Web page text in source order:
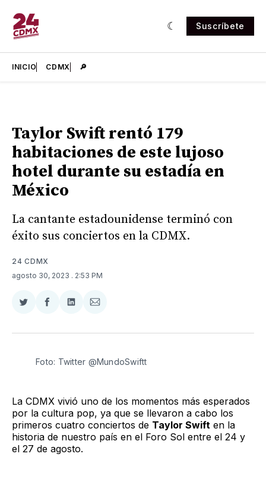
Suscríbete
INICIO CDMX 🔎
Taylor Swift rentó 179
habitaciones de este lujoso
hotel durante su estadía en
México
La cantante estadounidense terminó con
éxito sus conciertos en la CDMX.
24 CDMX
agosto 30, 2023 . 2:53 PM
Compartir
Twitter
Compartir
Facebook
Compartir
LinkedIn
Compartir
Email
Foto: Twitter @MundoSwiftt
La CDMX vivió uno de los momentos más esperados
por la cultura pop, ya que se llevaron a cabo los
primeros cuatro conciertos de Taylor Swift en la
historia de nuestro país en el Foro Sol entre el 24 y
el 27 de agosto.